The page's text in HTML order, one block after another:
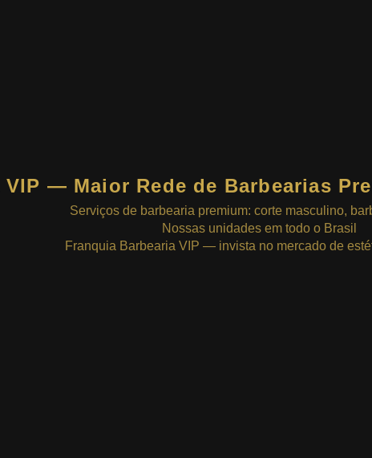
VIP — Maior Rede de Barbearias
Serviços de barbearia premium: corte masculino,
Nossas unidades em todo o Brasil
Franquia Barbearia VIP — invista no mercado de